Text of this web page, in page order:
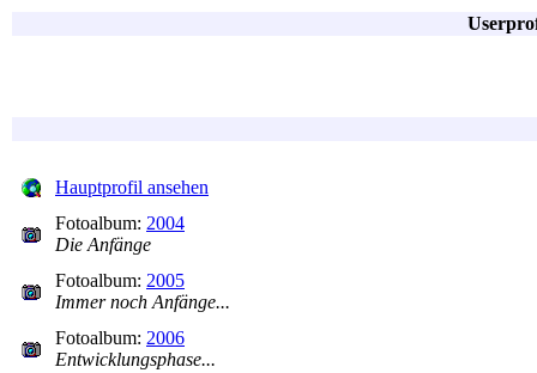
Hauptprofil ansehen
Fotoalbum: 2004
Die Anfänge
Fotoalbum: 2005
Immer noch Anfänge...
Fotoalbum: 2006
Entwicklungsphase...